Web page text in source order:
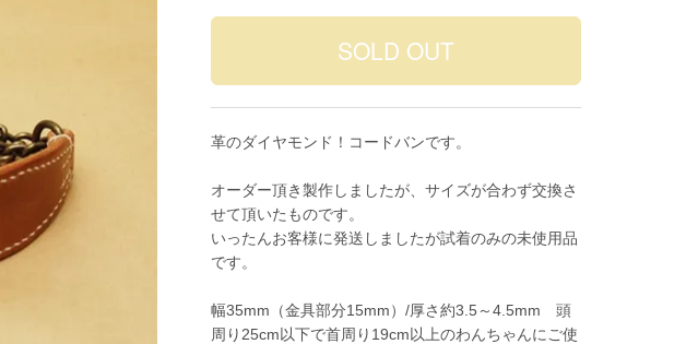
革のダイヤモンド！コードバンです。
オーダー頂き製作しましたが、サイズが合わず交換さ
せて頂いたものです。
いったんお客様に発送しましたが試着のみの未使用品
です。
幅35mm（金具部分15mm）/厚さ約3.5～4.5mm 頭
周り25cm以下で首周り19cm以上のわんちゃんにご使